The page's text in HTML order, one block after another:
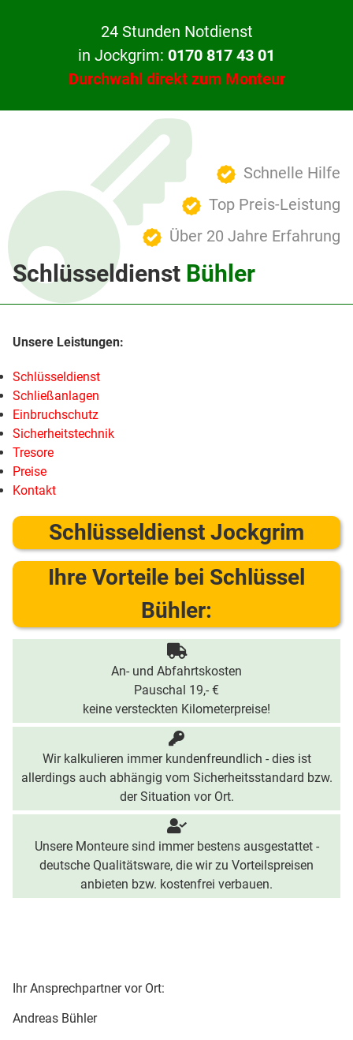
24 Stunden Notdienst
in Jockgrim: 0170 817 43 01
Durchwahl direkt zum Monteur
Schnelle Hilfe
Top Preis-Leistung
Über 20 Jahre Erfahrung
Schlüsseldienst Bühler
Schlüsseldienst
Schließanlagen
Einbruchschutz
Sicherheitstechnik
Tresore
Preise
Kontakt
Schlüsseldienst Jockgrim
Ihre Vorteile bei Schlüssel
Bühler:
An- und Abfahrtskosten
Pauschal 19,- €
keine versteckten Kilometerpreise!
Wir kalkulieren immer kundenfreundlich - dies ist
allerdings auch abhängig vom Sicherheitsstandard bzw.
der Situation vor Ort.
Unsere Monteure sind immer bestens ausgestattet -
deutsche Qualitätsware, die wir zu Vorteilspreisen
anbieten bzw. kostenfrei verbauen.
Ihr Ansprechpartner vor Ort:
Andreas Bühler